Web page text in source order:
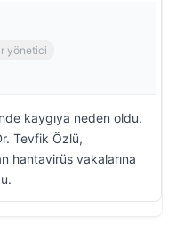
yönetici
kaygıya neden oldu.
Tevfik Özlü,
hantavirüs vakalarına